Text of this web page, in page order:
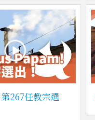
267任教宗選